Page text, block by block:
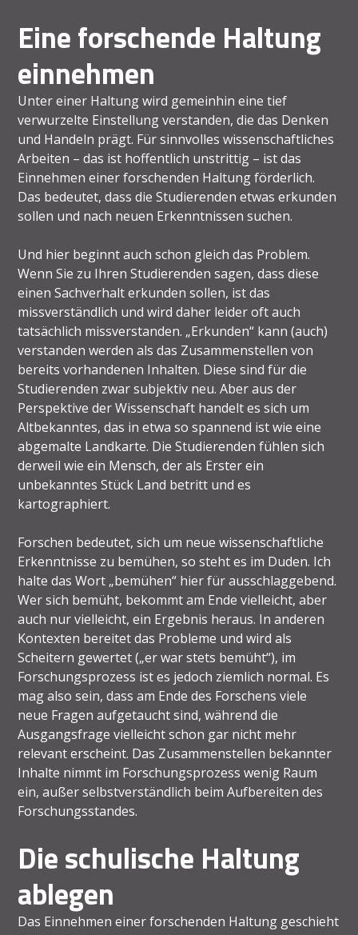
Eine forschende Haltung
einnehmen
Unter einer Haltung wird gemeinhin eine tief
verwurzelte Einstellung verstanden, die das Denken
und Handeln prägt. Für sinnvolles wissenschaftliches
Arbeiten – das ist hoffentlich unstrittig – ist das
Einnehmen einer forschenden Haltung förderlich.
Das bedeutet, dass die Studierenden etwas erkunden
sollen und nach neuen Erkenntnissen suchen.
Und hier beginnt auch schon gleich das Problem.
Wenn Sie zu Ihren Studierenden sagen, dass diese
einen Sachverhalt erkunden sollen, ist das
missverständlich und wird daher leider oft auch
tatsächlich missverstanden. „Erkunden“ kann (auch)
verstanden werden als das Zusammenstellen von
bereits vorhandenen Inhalten. Diese sind für die
Studierenden zwar subjektiv neu. Aber aus der
Perspektive der Wissenschaft handelt es sich um
Altbekanntes, das in etwa so spannend ist wie eine
abgemalte Landkarte. Die Studierenden fühlen sich
derweil wie ein Mensch, der als Erster ein
unbekanntes Stück Land betritt und es
kartographiert.
Forschen bedeutet, sich um neue wissenschaftliche
Erkenntnisse zu bemühen, so steht es im Duden. Ich
halte das Wort „bemühen“ hier für ausschlaggebend.
Wer sich bemüht, bekommt am Ende vielleicht, aber
auch nur vielleicht, ein Ergebnis heraus. In anderen
Kontexten bereitet das Probleme und wird als
Scheitern gewertet („er war stets bemüht“), im
Forschungsprozess ist es jedoch ziemlich normal. Es
mag also sein, dass am Ende des Forschens viele
neue Fragen aufgetaucht sind, während die
Ausgangsfrage vielleicht schon gar nicht mehr
relevant erscheint. Das Zusammenstellen bekannter
Inhalte nimmt im Forschungsprozess wenig Raum
ein, außer selbstverständlich beim Aufbereiten des
Forschungsstandes.
Die schulische Haltung
ablegen
Das Einnehmen einer forschenden Haltung geschieht